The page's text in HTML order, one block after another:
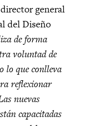
general
del Diseño
de forma
voluntad de
lo que conlleva
reflexionar
nuevas
capacitadas